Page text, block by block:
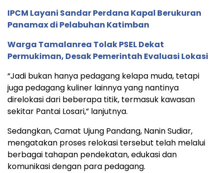
IPCM Layani Sandar Perdana Kapal Berukuran
Panamax di Pelabuhan Katimban
Warga Tamalanrea Tolak PSEL Dekat
Permukiman, Desak Pemerintah Evaluasi Lokasi
“Jadi bukan hanya pedagang kelapa muda, tetapi
juga pedagang kuliner lainnya yang nantinya
direlokasi dari beberapa titik, termasuk kawasan
sekitar Pantai Losari,” lanjutnya.
Sedangkan, Camat Ujung Pandang, Nanin Sudiar,
mengatakan proses relokasi tersebut telah melalui
berbagai tahapan pendekatan, edukasi dan
komunikasi dengan para pedagang.